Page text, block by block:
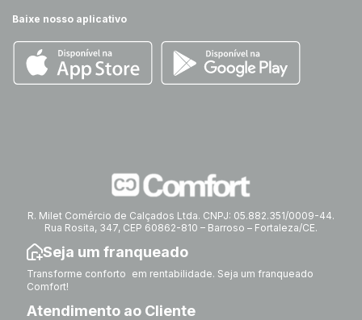
Baixe nosso aplicativo
R. Milet Comércio de Calçados Ltda. CNPJ: 05.882.351/0009-44.
Rua Rosita, 347, CEP 60862-810 – Barroso – Fortaleza/CE.
Seja um franqueado
Transforme conforto em rentabilidade. Seja um franqueado
Comfort!
Atendimento ao Cliente